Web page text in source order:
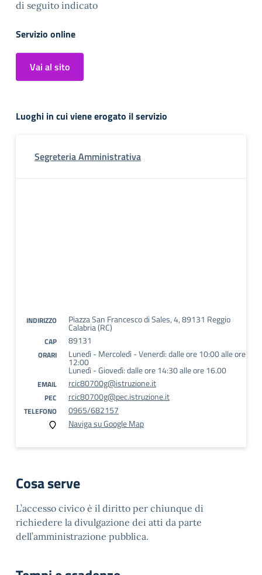
di seguito indicato
Servizio online
Vai al sito
Luoghi in cui viene erogato il servizio
Segreteria Amministrativa
INDIRIZZO Piazza San Francesco di Sales, 4, 89131 Reggio
Calabria (RC)
CAP 89131
ORARI Lunedì - Mercoledì - Venerdì: dalle ore 10:00 alle ore
12:00
Lunedì - Giovedì: dalle ore 14:30 alle ore 16.00
EMAIL rcic80700g@istruzione.it
PEC rcic80700g@pec.istruzione.it
TELEFONO
0965/682157
Naviga su Google Map
Cosa serve
L’accesso civico è il diritto per chiunque di
richiedere la divulgazione dei atti da parte
dell’amministrazione pubblica.